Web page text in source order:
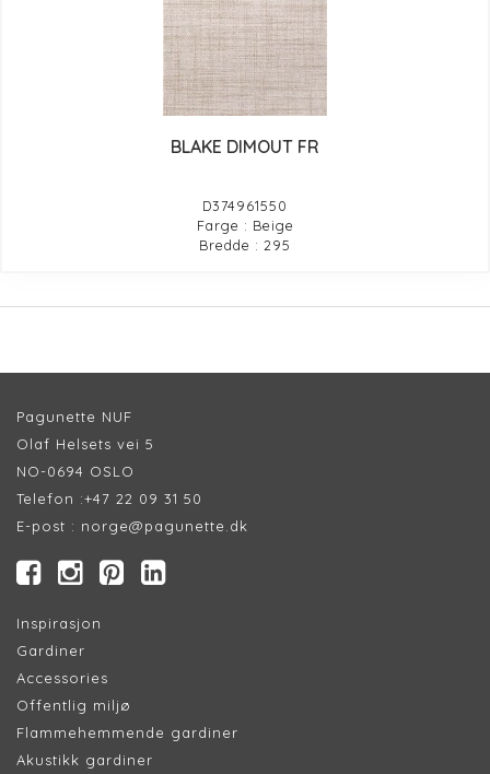
BLAKE DIMOUT FR
D374961550
Farge : Beige
Bredde : 295
Pagunette NUF
Olaf Helsets vei 5
NO-0694 OSLO
Telefon :+47 22 09 31 50
E-post : norge@pagunette.dk
Inspirasjon
Gardiner
Accessories
Offentlig miljø
Flammehemmende gardiner
Akustikk gardiner